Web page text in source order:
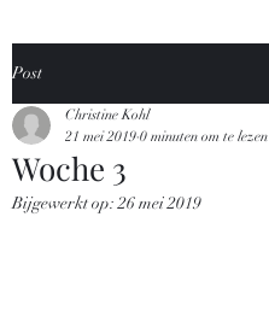
Post
Woche 3
Christine Kohl
21 mei 2019 0 minuten om te lezen
Bijgewerkt op:26 mei 2019